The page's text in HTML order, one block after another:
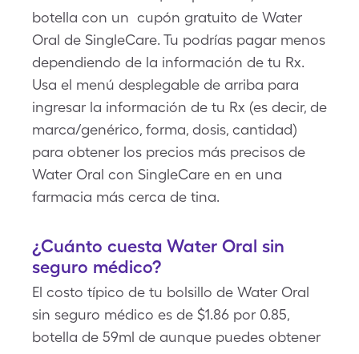
botella con un cupón gratuito de Water
Oral de SingleCare. Tu podrías pagar menos
dependiendo de la información de tu Rx.
Usa el menú desplegable de arriba para
ingresar la información de tu Rx (es decir, de
marca/genérico, forma, dosis, cantidad)
para obtener los precios más precisos de
Water Oral con SingleCare en en una
farmacia más cerca de tina.
¿Cuánto cuesta Water Oral sin
seguro médico?
El costo típico de tu bolsillo de Water Oral
sin seguro médico es de $1.86 por 0.85,
botella de 59ml de aunque puedes obtener